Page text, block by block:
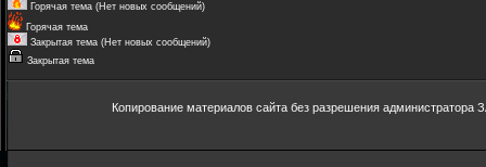
Горячая тема (Нет новых сообщений)
Горячая тема
Закрытая тема (Нет новых сообщений)
Закрытая тема
Копирование материалов сайта без разрешения